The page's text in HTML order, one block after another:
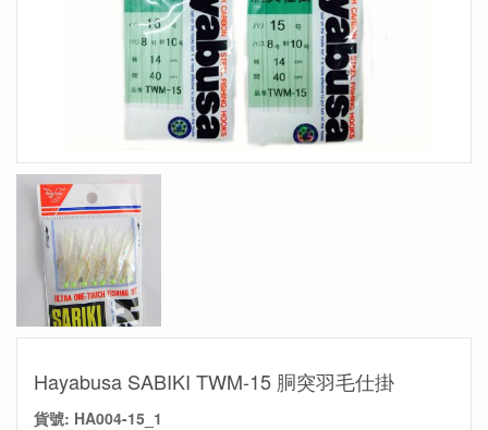
Hayabusa SABIKI TWM-15 胴突羽毛仕掛
貨號: HA004-15_1